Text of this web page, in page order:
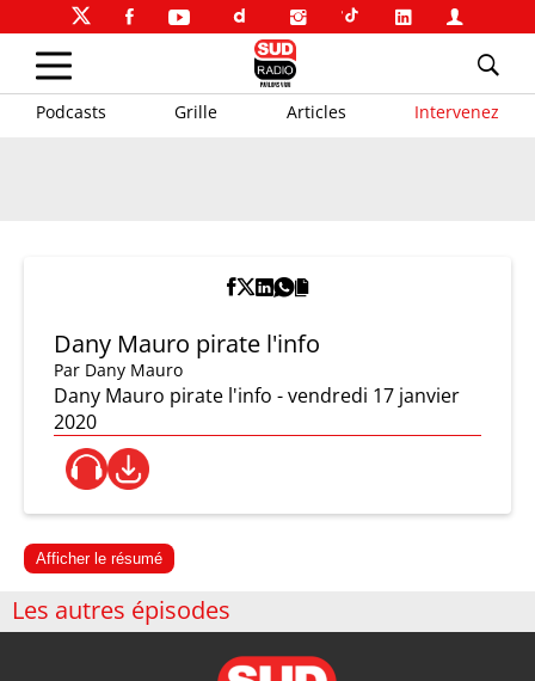
Podcasts Grille Articles Intervenez
Dany Mauro pirate l'info
Par Dany Mauro
Dany Mauro pirate l'info - vendredi 17 janvier
2020
Afficher le résumé
Les autres épisodes